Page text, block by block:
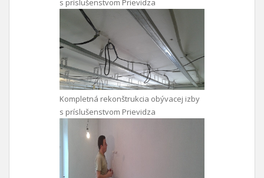
s príslušenstvom Prievidza
Kompletná rekonštrukcia obývacej izby
s príslušenstvom Prievidza